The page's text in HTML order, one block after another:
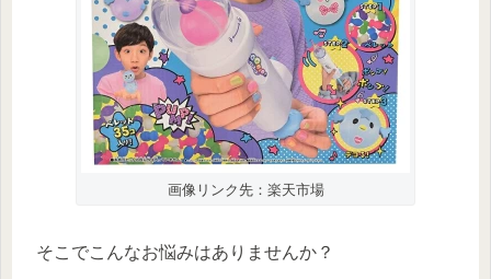
画像リンク先：楽天市場
そこでこんなお悩みはありませんか？